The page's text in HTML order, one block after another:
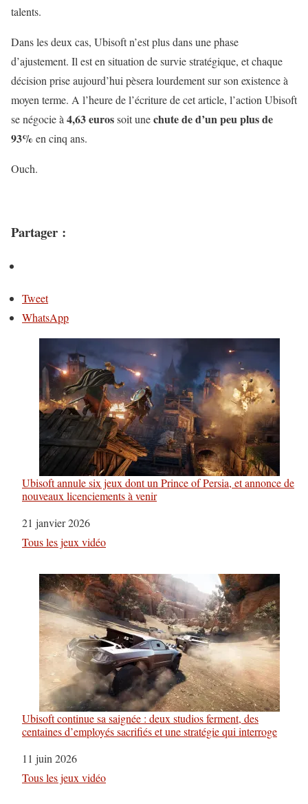
talents.
Dans les deux cas, Ubisoft n’est plus dans une phase
d’ajustement. Il est en situation de survie stratégique, et chaque
décision prise aujourd’hui pèsera lourdement sur son existence à
moyen terme. A l’heure de l’écriture de cet article, l’action Ubisoft
se négocie à 4,63 eurossoit unechute de d’un peu plus de
93% en cinq ans.
Ouch.
Partager :
Tweet
WhatsApp
Ubisoft annule six jeux dont un Prince of Persia, et annonce de
nouveaux licenciements à venir
Date
21 janvier 2026
Par rapport à
Tous les jeux vidéo
Ubisoft continue sa saignée : deux studios ferment, des
centaines d’employés sacrifiés et une stratégie qui interroge
Date
11 juin 2026
Par rapport à
Tous les jeux vidéo